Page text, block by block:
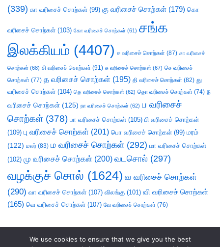
(339) கா வரிசைச் சொற்கள் (99) கு வரிசைச் சொற்கள் (179) கொ
வரிசைச் சொற்கள் (103) கோ வரிசைச் சொற்கள் (61) சங்க
இலக்கியம் (4407) ச வரிசைச் சொற்கள் (87) சா வரிசைச்
சொற்கள் (68) சி வரிசைச் சொற்கள் (91) சு வரிசைச் சொற்கள் (67) செ வரிசைச்
சொற்கள் (77) த வரிசைச் சொற்கள் (195) தி வரிசைச் சொற்கள் (82) து
வரிசைச் சொற்கள் (104) தெ வரிசைச் சொற்கள் (62) தொ வரிசைச் சொற்கள் (74) ந
வரிசைச் சொற்கள் (125) நா வரிசைச் சொற்கள் (62) ப வரிசைச்
சொற்கள் (378) பா வரிசைச் சொற்கள் (105) பி வரிசைச் சொற்கள்
(109) பு வரிசைச் சொற்கள் (201) பொ வரிசைச் சொற்கள் (99) மரம்
(122) மலர் (83) ம வரிசைச் சொற்கள் (292) மா வரிசைச் சொற்கள்
(102) மு வரிசைச் சொற்கள் (200) வடசொல் (297)
வழக்குச் சொல் (1624) வ வரிசைச் சொற்கள்
(290) வா வரிசைச் சொற்கள் (107) விலங்கு (101) வி வரிசைச் சொற்கள்
(165) வெ வரிசைச் சொற்கள் (107) வே வரிசைச் சொற்கள் (76)
We use cookies to ensure that we give you the best